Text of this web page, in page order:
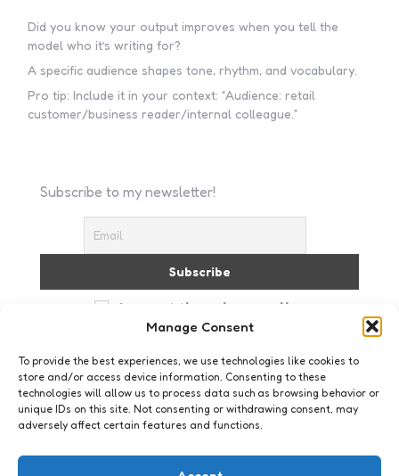
Manage Consent
To provide the best experiences, we use technologies like cookies to
store and/or access device information. Consenting to these
technologies will allow us to process data such as browsing behavior or
unique IDs on this site. Not consenting or withdrawing consent, may
adversely affect certain features and functions.
Did you know your output improves when you tell the
model who it’s writing for?
A specific audience shapes tone, rhythm, and vocabulary.
Pro tip: Include it in your context: “Audience: retail
customer/business reader/internal colleague.”
Subscribe to my newsletter!
I accept the privacy policy